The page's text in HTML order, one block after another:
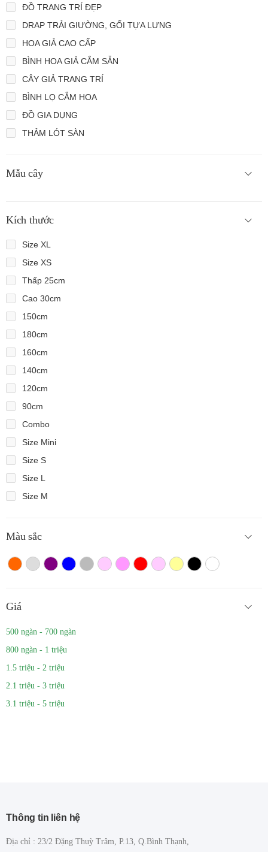
ĐỒ TRANG TRÍ ĐẸP
DRAP TRẢI GIƯỜNG, GỐI TỰA LƯNG
HOA GIẢ CAO CẤP
BÌNH HOA GIẢ CẮM SẴN
CÂY GIẢ TRANG TRÍ
BÌNH LỌ CẮM HOA
ĐỒ GIA DỤNG
THẢM LÓT SÀN
Mẫu cây
Kích thước
Size XL
Size XS
Thấp 25cm
Cao 30cm
150cm
180cm
160cm
140cm
120cm
90cm
Combo
Size Mini
Size S
Size L
Size M
Màu sắc
Màu camTrắng màu
Tím XanhXám Hồng nhạtHồng đậm
Đỏ HồngVàngMàu đenTrắng
Giá
500 ngàn - 700 ngàn
800 ngàn - 1 triệu
1.5 triệu - 2 triệu
2.1 triệu - 3 triệu
3.1 triệu - 5 triệu
Thông tin liên hệ
Địa chỉ : 23/2 Đặng Thuỳ Trâm, P.13, Q.Bình Thạnh,